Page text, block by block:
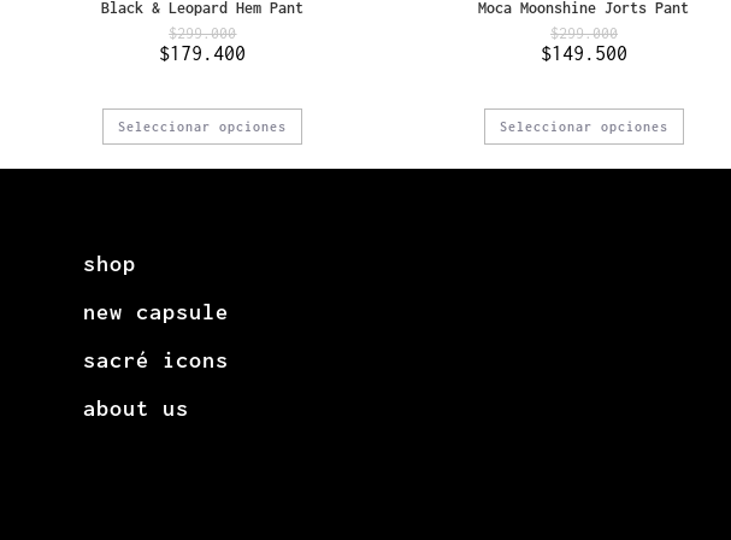
Black & Leopard Hem Pant
$299.000
$179.400
Seleccionar opciones
Moca Moonshine Jorts Pant
$299.000
$149.500
Seleccionar opciones
shop
new capsule
sacré icons
about us